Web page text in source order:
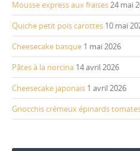
Mousse express aux fraises24 mai
Quiche petit pois carottes 10 mai
Cheesecake basque 1 mai 2026
Pâtes à la norcina 14 avril 2026
Cheesecake japonais 1 avril 2026
Gnocchis crémeux épinards